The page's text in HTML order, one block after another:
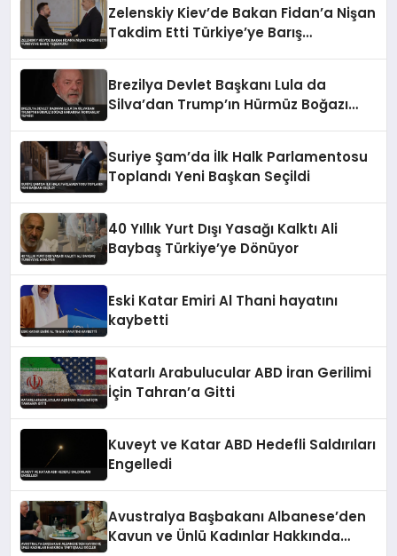
Zelenskiy Kiev’de Bakan Fidan’a Nişan
Takdim Etti Türkiye’ye Barış
Brezilya Devlet Başkanı Lula da
Silva’dan Trump’ın Hürmüz Boğazı
Suriye Şam’da İlk Halk Parlamentosu
Toplandı Yeni Başkan Seçildi
40 Yıllık Yurt Dışı Yasağı Kalktı Ali
Baybaş Türkiye’ye Dönüyor
Eski Katar Emiri Al Thani hayatını
kaybetti
Katarlı Arabulucular ABD İran Gerilimi
İçin Tahran’a Gitti
Kuveyt ve Katar ABD Hedefli Saldırıları
Engelledi
Avustralya Başbakanı Albanese’den
Kavun ve Ünlü Kadınlar Hakkında